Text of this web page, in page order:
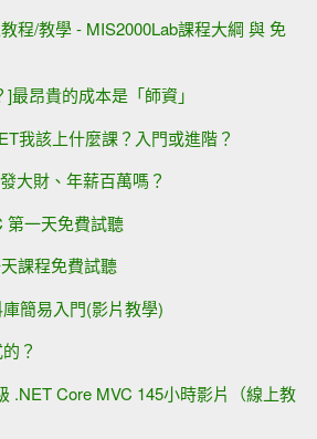
程/教學 - MIS2000Lab課程大綱 與 免
最昂貴的成本是「師資」
我該上什麼課？入門或進階？
大財、年薪百萬嗎？
第一天免費試聽
課程免費試聽
簡易入門(影片教學)
？
.NET Core MVC 145小時影片（線上教